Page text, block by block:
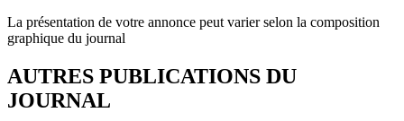
La présentation de votre annonce peut varier selon la composition
graphique du journal
AUTRES PUBLICATIONS DU
JOURNAL